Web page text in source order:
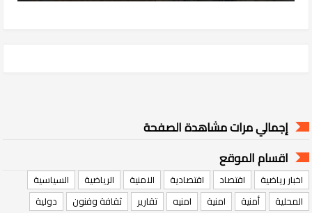
إجمالي مرات مشاهدة الصفحة
اقسام الموقع
اخبار رياضية اقتصاد اقتصادية الامنية الرياضية
السياسية
المحلية
أمنية امنية امنيه تقارير ثقافة وفنون
دولية